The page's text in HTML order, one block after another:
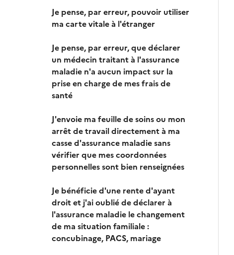
Je pense, par erreur, pouvoir utiliser
ma carte vitale à l'étranger
Je pense, par erreur, que déclarer
un médecin traitant à l'assurance
maladie n'a aucun impact sur la
prise en charge de mes frais de
santé
J'envoie ma feuille de soins ou mon
arrêt de travail directement à ma
casse d'assurance maladie sans
vérifier que mes coordonnées
personnelles sont bien renseignées
Je bénéficie d'une rente d'ayant
droit et j'ai oublié de déclarer à
l'assurance maladie le changement
de ma situation familiale :
concubinage, PACS, mariage